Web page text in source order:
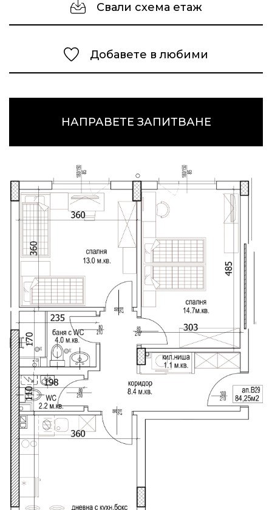
Свали схема етаж
Добавете в любими
НАПРАВЕТЕ ЗАПИТВАНЕ